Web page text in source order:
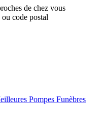
de chez vous
code postal
Pompes Funèbres